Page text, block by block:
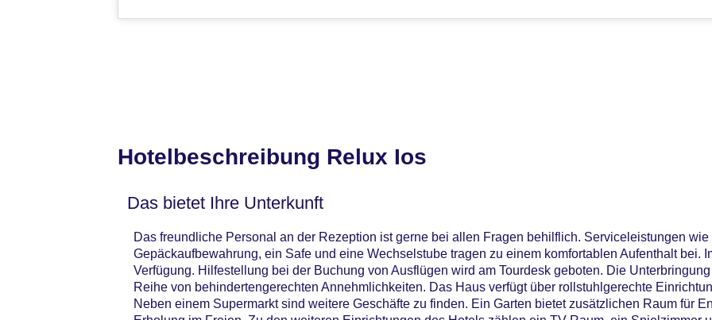
Hotelbeschreibung Relux Ios
Das bietet Ihre Unterkunft
Das freundliche Personal an der Rezeption ist gerne bei allen Fragen behilflich. Serviceleistungen wie
Gepäckaufbewahrung, ein Safe und eine Wechselstube tragen zu einem komfortablen Aufenthalt bei.
Verfügung. Hilfestellung bei der Buchung von Ausflügen wird am Tourdesk geboten. Die
Reihe von behindertengerechten Annehmlichkeiten. Das Haus verfügt über rollstuhlgerechte
Neben einem Supermarkt sind weitere Geschäfte zu finden. Ein Garten bietet zusätzlichen Raum für